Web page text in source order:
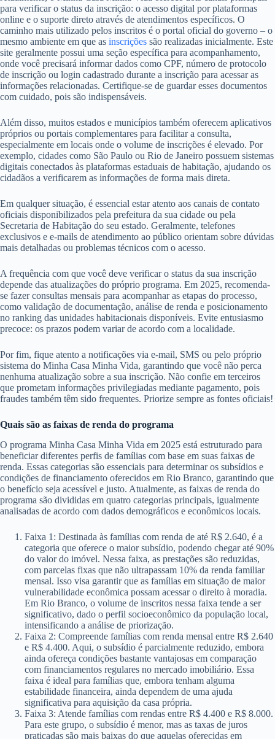
para verificar o status da inscrição: o acesso digital por plataformas
online e o suporte direto através de atendimentos específicos. O
caminho mais utilizado pelos inscritos é o portal oficial do governo – o
mesmo ambiente em que as inscrições são realizadas inicialmente. Este
site geralmente possui uma seção específica para acompanhamento,
onde você precisará informar dados como CPF, número de protocolo
de inscrição ou login cadastrado durante a inscrição para acessar as
informações relacionadas. Certifique-se de guardar esses documentos
com cuidado, pois são indispensáveis.
Além disso, muitos estados e municípios também oferecem aplicativos
próprios ou portais complementares para facilitar a consulta,
especialmente em locais onde o volume de inscrições é elevado. Por
exemplo, cidades como São Paulo ou Rio de Janeiro possuem sistemas
digitais conectados às plataformas estaduais de habitação, ajudando os
cidadãos a verificarem as informações de forma mais direta.
Em qualquer situação, é essencial estar atento aos canais de contato
oficiais disponibilizados pela prefeitura da sua cidade ou pela
Secretaria de Habitação do seu estado. Geralmente, telefones
exclusivos e e-mails de atendimento ao público orientam sobre dúvidas
mais detalhadas ou problemas técnicos com o acesso.
A frequência com que você deve verificar o status da sua inscrição
depende das atualizações do próprio programa. Em 2025, recomenda-
se fazer consultas mensais para acompanhar as etapas do processo,
como validação de documentação, análise de renda e posicionamento
no ranking das unidades habitacionais disponíveis. Evite entusiasmo
precoce: os prazos podem variar de acordo com a localidade.
Por fim, fique atento a notificações via e-mail, SMS ou pelo próprio
sistema do Minha Casa Minha Vida, garantindo que você não perca
nenhuma atualização sobre a sua inscrição. Não confie em terceiros
que prometam informações privilegiadas mediante pagamento, pois
fraudes também têm sido frequentes. Priorize sempre as fontes oficiais!
Quais são as faixas de renda do programa
O programa Minha Casa Minha Vida em 2025 está estruturado para
beneficiar diferentes perfis de famílias com base em suas faixas de
renda. Essas categorias são essenciais para determinar os subsídios e
condições de financiamento oferecidos em Rio Branco, garantindo que
o benefício seja acessível e justo. Atualmente, as faixas de renda do
programa são divididas em quatro categorias principais, igualmente
analisadas de acordo com dados demográficos e econômicos locais.
Faixa 1: Destinada às famílias com renda de até R$ 2.640, é a
categoria que oferece o maior subsídio, podendo chegar até 90%
do valor do imóvel. Nessa faixa, as prestações são reduzidas,
com parcelas fixas que não ultrapassam 10% da renda familiar
mensal. Isso visa garantir que as famílias em situação de maior
vulnerabilidade econômica possam acessar o direito à moradia.
Em Rio Branco, o volume de inscritos nessa faixa tende a ser
significativo, dado o perfil socioeconômico da população local,
intensificando a análise de priorização.
Faixa 2: Compreende famílias com renda mensal entre R$ 2.640
e R$ 4.400. Aqui, o subsídio é parcialmente reduzido, embora
ainda ofereça condições bastante vantajosas em comparação
com financiamentos regulares no mercado imobiliário. Essa
faixa é ideal para famílias que, embora tenham alguma
estabilidade financeira, ainda dependem de uma ajuda
significativa para aquisição da casa própria.
Faixa 3: Atende famílias com rendas entre R$ 4.400 e R$ 8.000.
Para este grupo, o subsídio é menor, mas as taxas de juros
praticadas são mais baixas do que aquelas oferecidas em